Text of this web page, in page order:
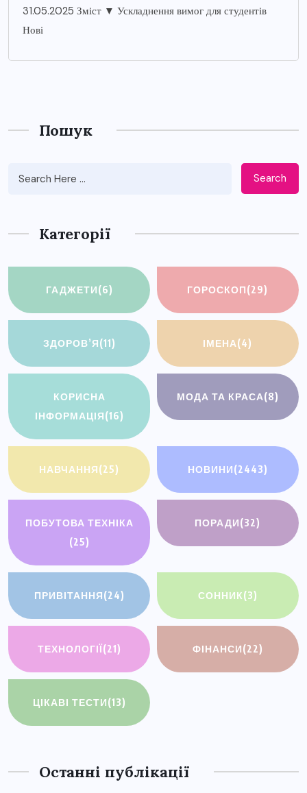
31.05.2025 Зміст ▼ Ускладнення вимог для студентів
Нові
Пошук
Search
Категорії
ГАДЖЕТИ(6) ГОРОСКОП(29)
ЗДОРОВ’Я(11) ІМЕНА(4)
КОРИСНА
ІНФОРМАЦІЯ(16)
МОДА ТА КРАСА(8)
НАВЧАННЯ(25) НОВИНИ(2443)
ПОБУТОВА ТЕХНІКА
(25)
ПОРАДИ(32)
ПРИВІТАННЯ(24) СОННИК(3)
ТЕХНОЛОГІЇ(21) ФІНАНСИ(22)
ЦІКАВІ ТЕСТИ(13)
Останні публікації